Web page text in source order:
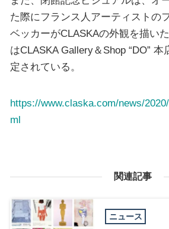
た際にフランス人アーティストの
ベッカーがCLASKAの外観を描い
はCLASKA Gallery＆Shop “DO”
定されている。
https://www.claska.com/news/
ml
関連記事
ニュース